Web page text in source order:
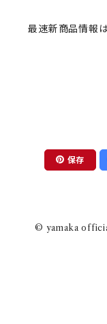
mofsand×日比谷花
ちびまる子ちゃんand
HANAE MORI(ハナ
THE BEATLES(ザ・
【山加商店×yaeko
隅切り重箱
HAPPY DINING(ハ
SoSo(ソソ）
最速新商品情報は
保存
© yamaka official